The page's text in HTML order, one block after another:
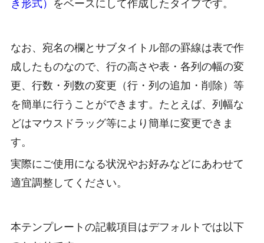
き形式） をベースにして作成したタイプです。
なお、宛名の欄とサブタイトル部の罫線は表で作
成したものなので、行の高さや表・各列の幅の変
更、行数・列数の変更（行・列の追加・削除）等
を簡単に行うことができます。たとえば、列幅な
どはマウスドラッグ等により簡単に変更できま
す。
実際にご使用になる状況やお好みなどにあわせて
適宜調整してください。
本テンプレートの記載項目はデフォルトでは以下